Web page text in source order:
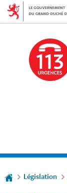
Aller
Aller
LANGUE
Législation